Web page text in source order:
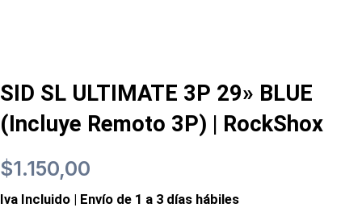
SID SL ULTIMATE 3P 29» BLUE
(Incluye Remoto 3P) | RockShox
$1.150,00
Iva Incluido | Envío de 1 a 3 días hábiles